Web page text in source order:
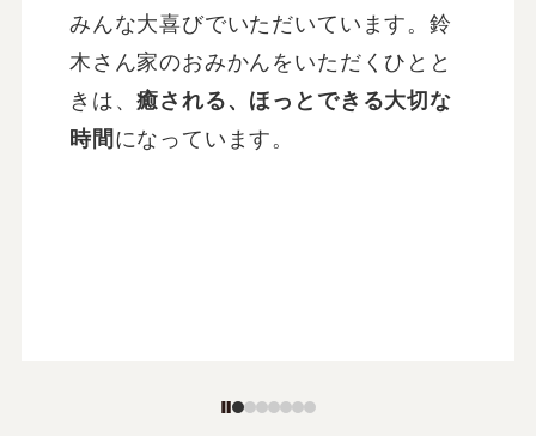
皮をむいた後に、手に何かが付着し独
特の変な感触がするのがいやだったの
です。
あれは、手を洗ってもなかなかとれ